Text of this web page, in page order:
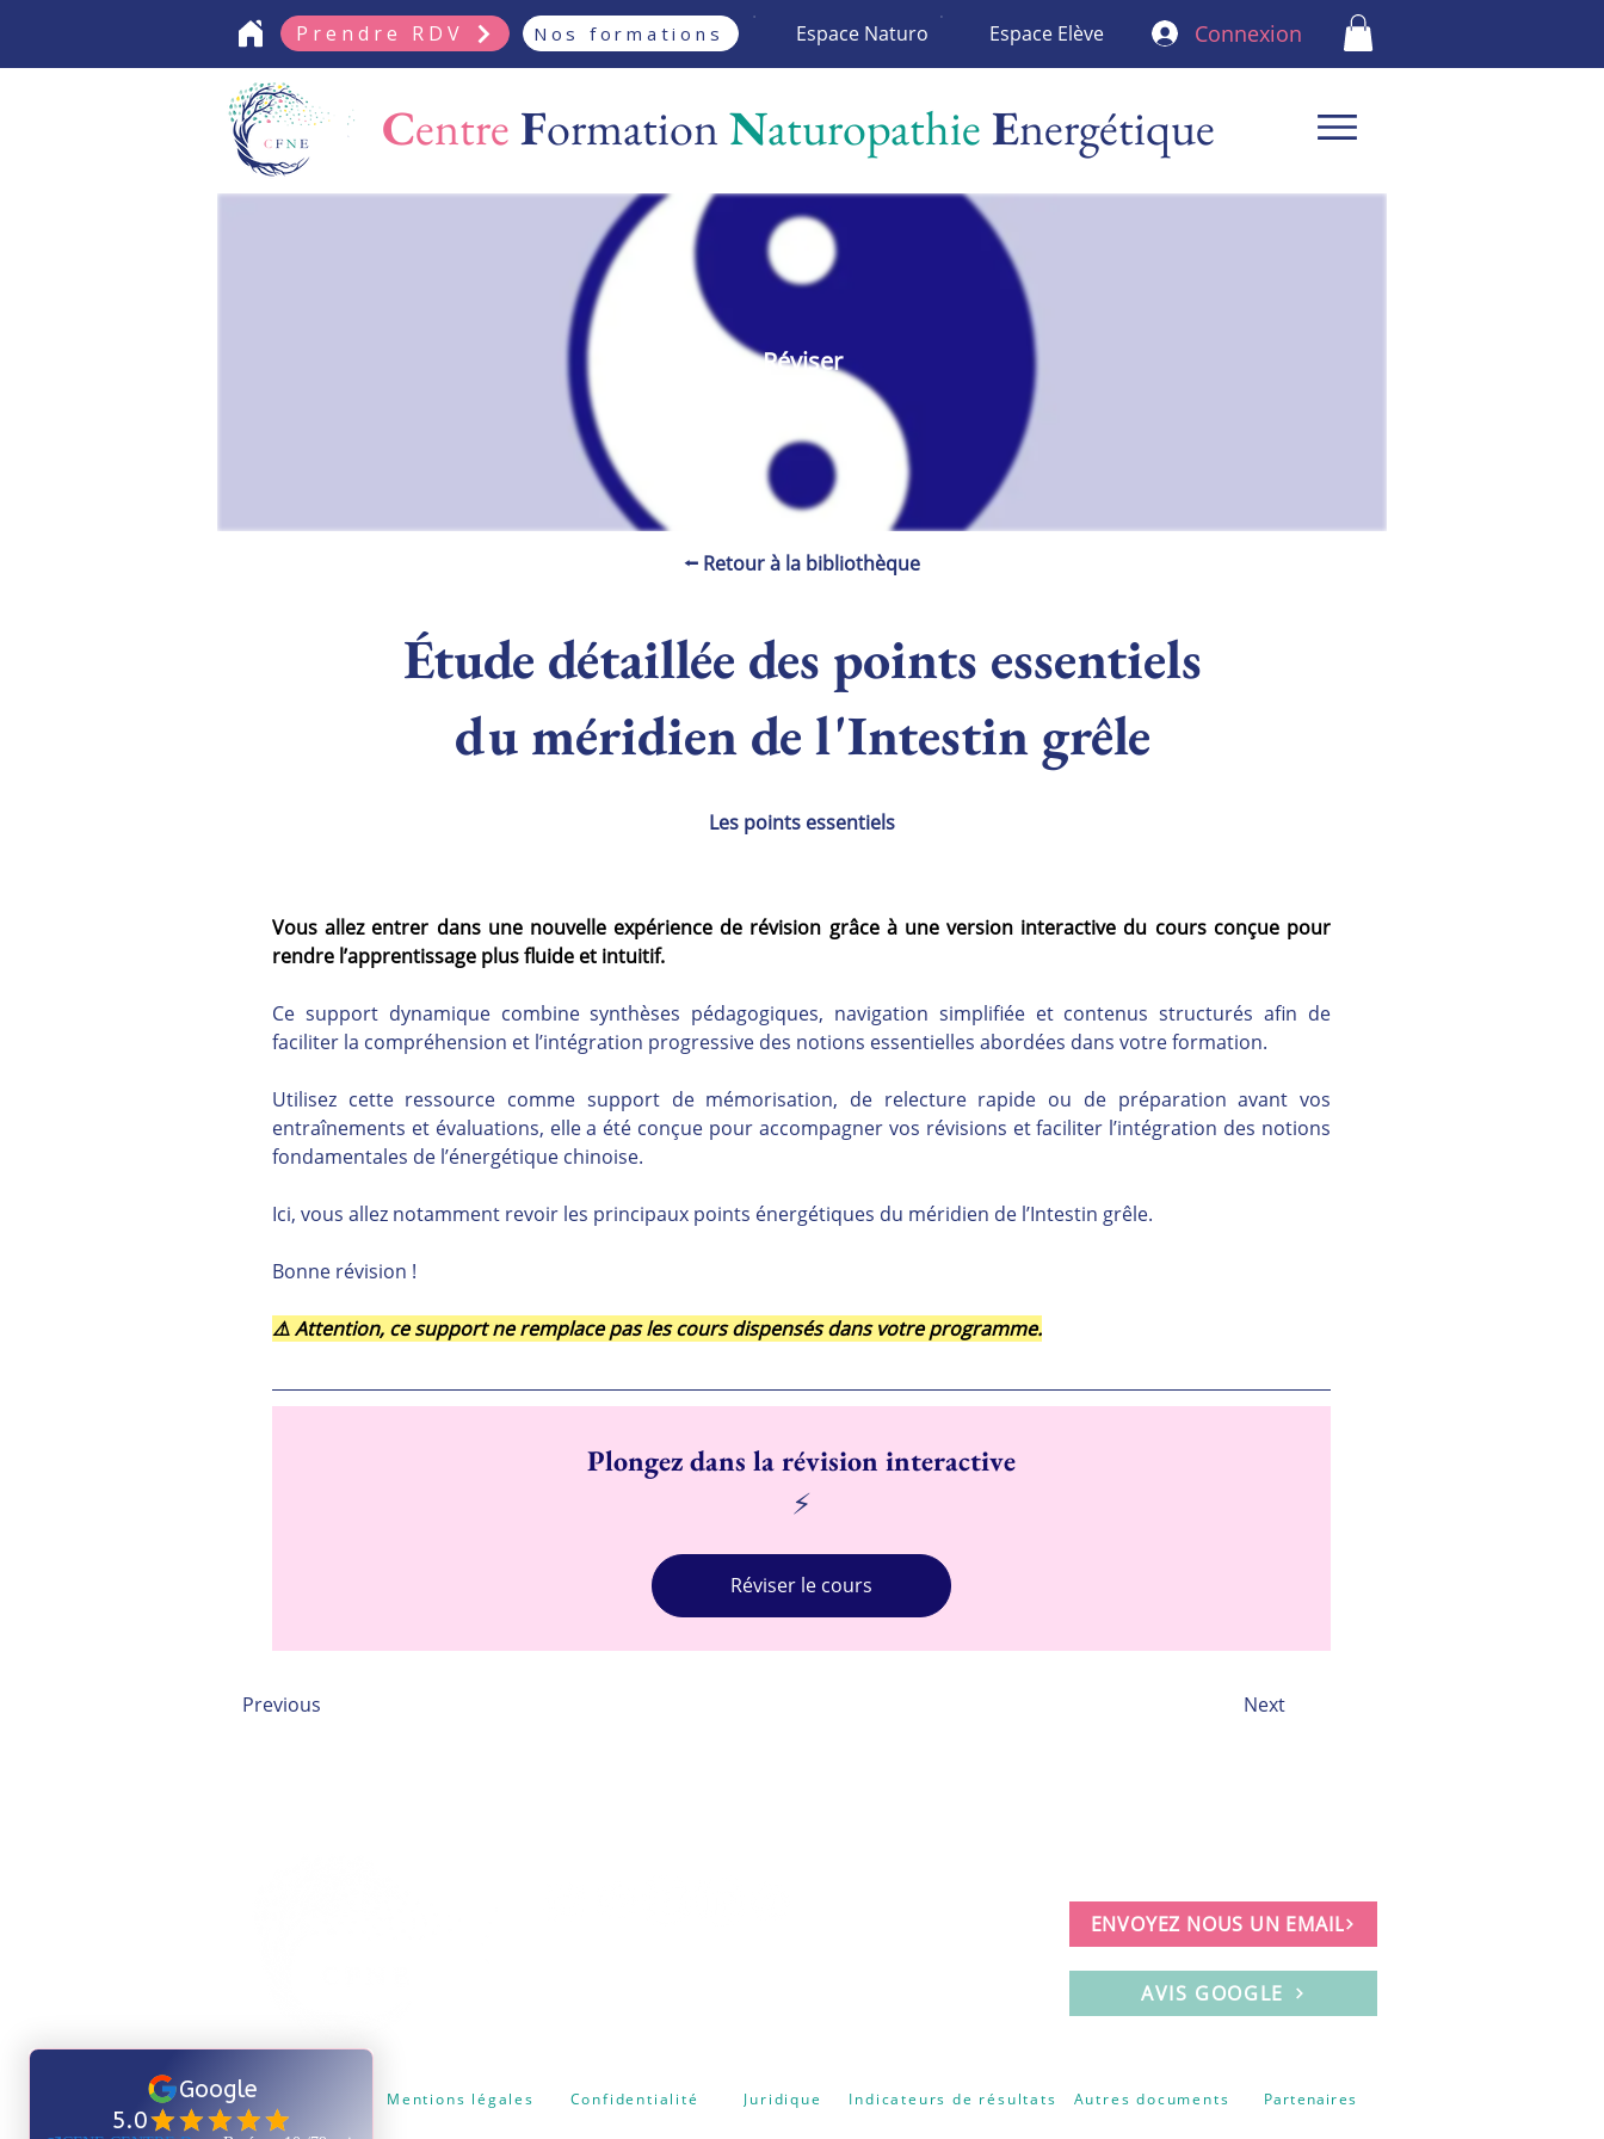
Prendre RDV Nos formations Espace Elève
Espace Naturo Connexion
CentreFormationNaturopathie Energétique
Réviser
⭠ Retour à la bibliothèque
Étude détaillée des points essentiels
du méridien de l'Intestin grêle
Les points essentiels
Vous allez entrer dans une nouvelle expérience de révision grâce à une version interactive du cours conçue pour
rendre l’apprentissage plus fluide et intuitif.
Ce support dynamique combine synthèses pédagogiques, navigation simplifiée et contenus structurés afin de
faciliter la compréhension et l’intégration progressive des notions essentielles abordées dans votre formation.
Utilisez cette ressource comme support de mémorisation, de relecture rapide ou de préparation avant vos
entraînements et évaluations, elle a été conçue pour accompagner vos révisions et faciliter l’intégration des notions
fondamentales de l’énergétique chinoise.
Ici, vous allez notamment revoir les principaux points énergétiques du méridien de l’Intestin grêle.
Bonne révision !
⚠️ Attention, ce support ne remplace pas les cours dispensés dans votre programme.
Plongez dans la révision interactive
⚡
Réviser le cours
Previous Next
ENVOYEZ NOUS UN EMAIL
AVIS GOOGLE
Certificat Qualiopi Mentions légales Confidentialité Juridique Indicateurs de résultats Autres documents Partenaires